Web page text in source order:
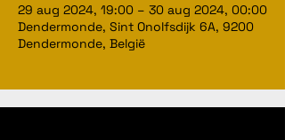
29 aug 2024, 19:00 – 30 aug 2024, 00:00
Dendermonde, Sint Onolfsdijk 6A, 9200
Dendermonde, België